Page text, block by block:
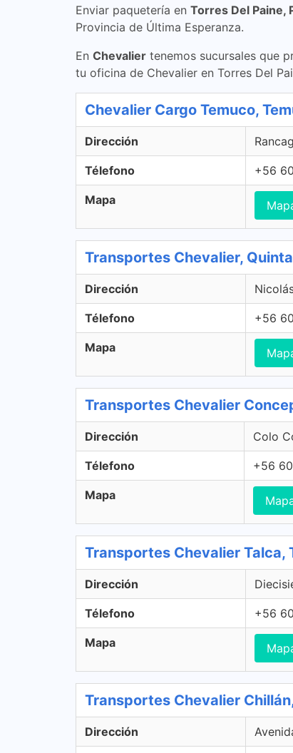
Enviar paquetería en Torres Del Paine,
Provincia de Última Esperanza.
En Chevalier tenemos sucursales que
tu oficina de Chevalier en Torres Del
Chevalier Cargo Temuco,
Dirección
Télefono +56
Mapa
Transportes Chevalier,
Dirección
Télefono +56
Mapa
Transportes Chevalier
Dirección Colo
Télefono +56
Mapa
Transportes Chevalier Talca,
Dirección
Télefono +56
Mapa
Transportes Chevalier
Dirección